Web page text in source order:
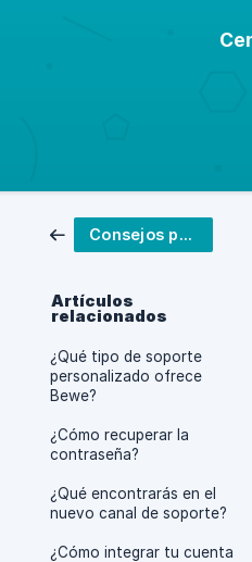
Consejos para ti
Artículos
relacionados
¿Qué tipo de soporte
personalizado ofrece
Bewe?
¿Cómo recuperar la
contraseña?
¿Qué encontrarás en el
nuevo canal de soporte?
¿Cómo integrar tu cuenta